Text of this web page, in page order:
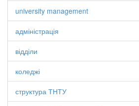
university management
адміністрація
відділи
коледжі
структура ТНТУ